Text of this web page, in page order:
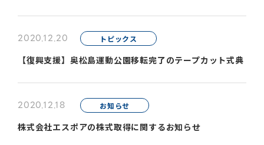
2020.12.20 トピックス
【復興支援】奥松島運動公園移転完了のテープカット式典
2020.12.18 お知らせ
株式会社エスポアの株式取得に関するお知らせ